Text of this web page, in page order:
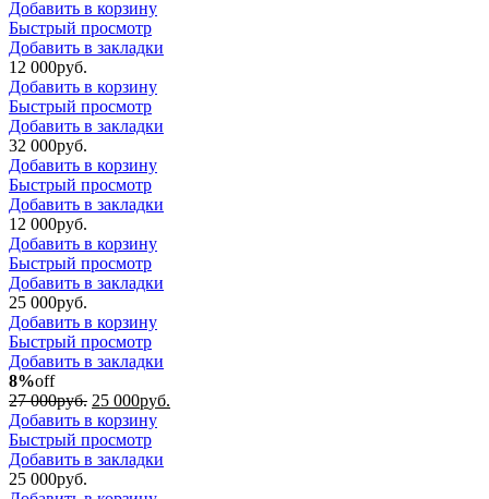
Добавить в корзину
Быстрый просмотр
Добавить в закладки
12 000руб.
Добавить в корзину
Быстрый просмотр
Добавить в закладки
32 000руб.
Добавить в корзину
Быстрый просмотр
Добавить в закладки
12 000руб.
Добавить в корзину
Быстрый просмотр
Добавить в закладки
25 000руб.
Добавить в корзину
Быстрый просмотр
Добавить в закладки
8%off
27 000руб. 25 000руб.
Добавить в корзину
Быстрый просмотр
Добавить в закладки
25 000руб.